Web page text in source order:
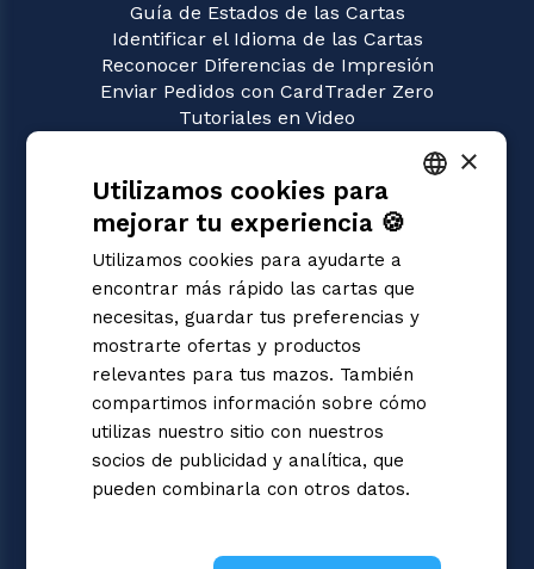
Guía de Estados de las Cartas
Identificar el Idioma de las Cartas
Reconocer Diferencias de Impresión
Enviar Pedidos con CardTrader Zero
Tutoriales en Video
Pokémon
Magic: the Gathering
Yu-Gi-Oh!
Flesh and Blood
Digimon
One Piece
Dragon Ball Super
Cardfight!! Vanguard
Disney Lorcana
Star Wars Unlimited
Union Arena
Riftbound | League of Legends
ITALIAN
×
Utilizamos cookies para
mejorar tu experiencia 🍪
Utilizamos cookies para ayudarte a
encontrar más rápido las cartas que
necesitas, guardar tus preferencias y
mostrarte ofertas y productos
relevantes para tus mazos. También
compartimos información sobre cómo
utilizas nuestro sitio con nuestros
socios de publicidad y analítica, que
pueden combinarla con otros datos.